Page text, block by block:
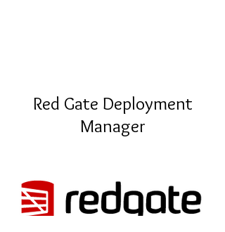
Red Gate Deployment
Manager